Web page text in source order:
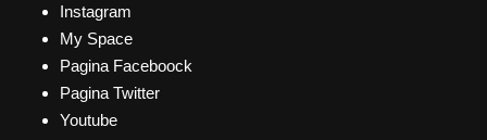
Instagram
My Space
Pagina Faceboock
Pagina Twitter
Youtube